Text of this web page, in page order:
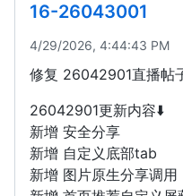
16-26043001
4/29/2026, 4:44:43 PM
修复 26042901直播帖
26042901更新内容⬇️
新增 安全分享
新增 自定义底部tab
新增 图片原生分享调用